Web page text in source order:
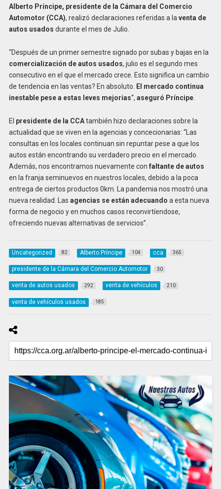
Alberto Príncipe, presidente de la Cámara del Comercio
Automotor (CCA), realizó declaraciones referidas a la venta de
autos usados durante el mes de Julio.
“Después de un primer semestre signado por subas y bajas en la
comercialización de autos usados, julio es el segundo mes
consecutivo en el que el mercado crece. Esto significa un cambio
de tendencia en las ventas? En absoluto.
El mercado continua
inestable pese a estas leves mejorias“, aseguró Príncipe.
El presidente de la CCAtambién hizo declaraciones sobre la
actualidad que se viven en la agencias y concecionarias: “Las
consultas en los locales continuan sin repuntar pese a que los
autos están encontrando su verdadero precio en el mercado.
Además, nos encontramos nuevamente con faltante de autos
en la franja seminuevos en nuestros locales, debido a la poca
entrega de ciertos productos 0km. La pandemia nos mostró una
nueva realidad. Las agencias se están adecuando a esta nueva
forma de negocio y en muchos casos reconvirtíendose,
ofreciendo nuevas alternativas de servicios”.
Uncategorized 82 Alberto Príncipe 104 cca 365
presidente de la Cámara del Comercio Automotor 30
venta de autos usados 292 venta de vehículos 210
venta de vehículos usados 185